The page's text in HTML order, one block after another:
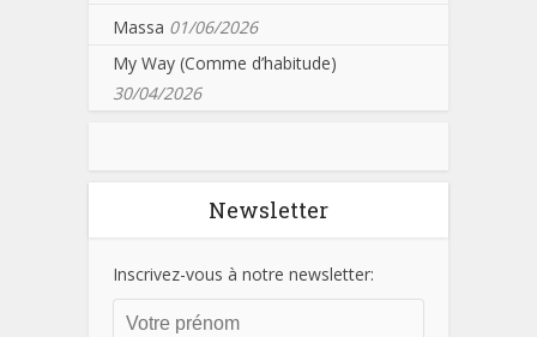
Massa 01/06/2026
My Way (Comme d’habitude)
30/04/2026
Newsletter
Inscrivez-vous à notre newsletter: